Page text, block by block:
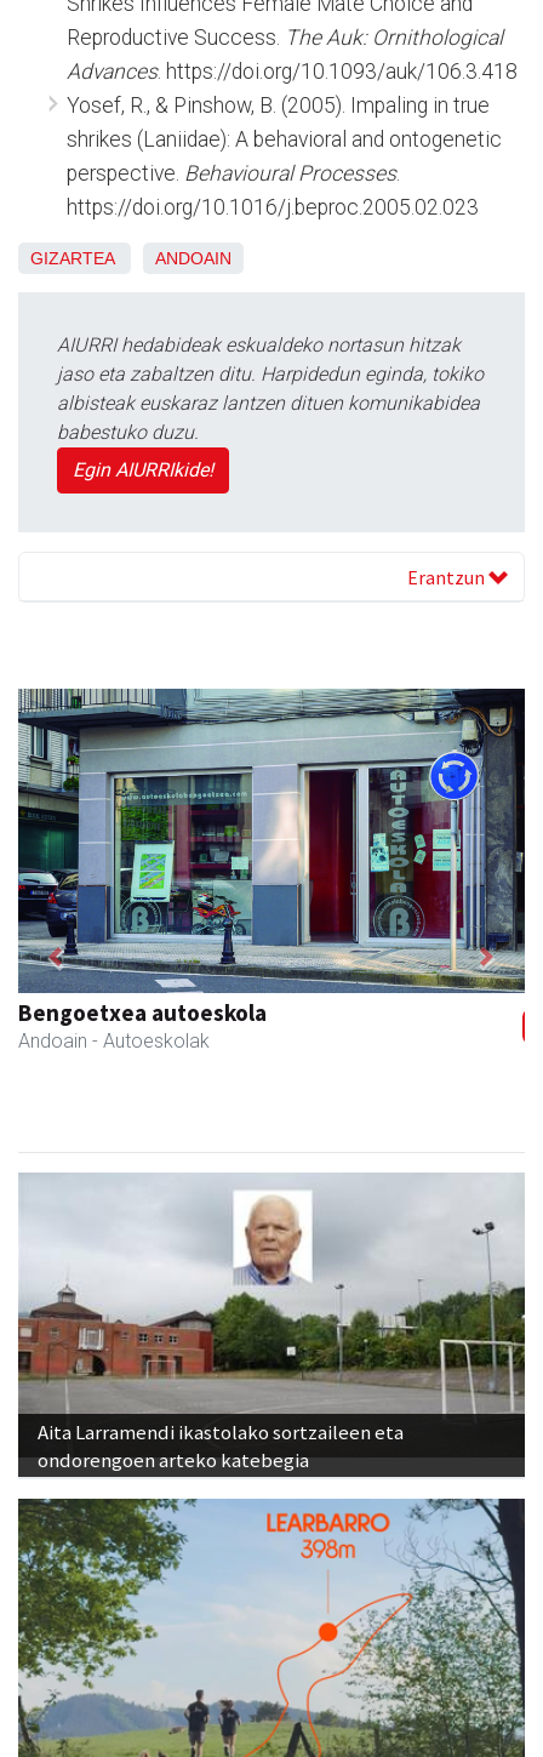
Reproductive Success. The Auk: Ornithological
Advances. https://doi.org/10.1093/auk/106.3.418
Yosef, R., & Pinshow, B. (2005). Impaling in true
shrikes (Laniidae): A behavioral and ontogenetic
perspective. Behavioural Processes.
https://doi.org/10.1016/j.beproc.2005.02.023
GIZARTEA ANDOAIN
AIURRI hedabideak eskualdeko nortasun hitzak
jaso eta zabaltzen ditu. Harpidedun eginda, tokiko
albisteak euskaraz lantzen dituen komunikabidea
babestuko duzu.
Egin AIURRIkide!
Erantzun
Bengoetxea autoeskola
Andoain - Autoeskolak
Previous Next
Aita Larramendi ikastolako sortzaileen eta
ondorengoen arteko katebegia